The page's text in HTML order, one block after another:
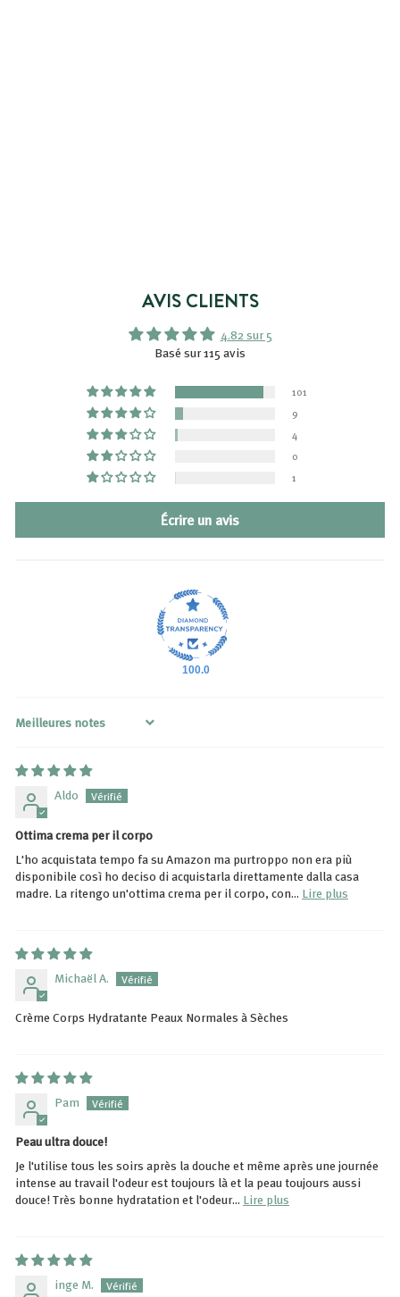
AVIS CLIENTS
4.82 sur 5
Basé sur 115 avis
101
9
4
0
1
Écrire un avis
100.0
Sort by
Aldo
Ottima crema per il corpo
L'ho acquistata tempo fa su Amazon ma purtroppo non era più
disponibile così ho deciso di acquistarla direttamente dalla casa
madre. La ritengo un'ottima crema per il corpo, con... Lire plus
Michaël A.
Crème Corps Hydratante Peaux Normales à Sèches
Pam
Peau ultra douce!
Je l'utilise tous les soirs après la douche et même après une journée
intense au travail l'odeur est toujours là et la peau toujours aussi
douce! Très bonne hydratation et l'odeur... Lire plus
inge M.